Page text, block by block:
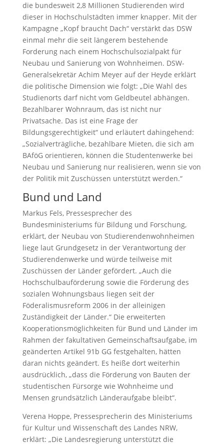
die bundesweit 2,8 Millionen Studierenden wird
dieser in Hochschulstädten immer knapper. Mit der
Kampagne „Kopf braucht Dach“ verstärkt das DSW
einmal mehr die seit längerem bestehende
Forderung nach einem Hochschulsozialpakt für
Neubau und Sanierung von Wohnheimen. DSW-
Generalsekretär Achim Meyer auf der Heyde erklärt
die politische Dimension wie folgt: „Die Wahl des
Studienorts darf nicht vom Geldbeutel abhängen.
Bezahlbarer Wohnraum, das ist nicht nur
Privatsache. Das ist eine Frage der
Bildungsgerechtigkeit“ und erläutert dahingehend:
„Sozialverträgliche, bezahlbare Mieten, die sich am
BAföG orientieren, können die Studentenwerke bei
Neubau und Sanierung nur realisieren, wenn sie von
der Politik mit Zuschüssen unterstützt werden.“
Bund und Land
Markus Fels, Pressesprecher des
Bundesministeriums für Bildung und Forschung,
erklärt, der Neubau von Studierendenwohnheimen
liege laut Grundgesetz in der Verantwortung der
Studierendenwerke und würde teilweise mit
Zuschüssen der Länder gefördert. „Auch die
Hochschulbauförderung sowie die Förderung des
sozialen Wohnungsbaus liegen seit der
Föderalismusreform 2006 in der alleinigen
Zuständigkeit der Länder.“ Die erweiterten
Kooperationsmöglichkeiten für Bund und Länder im
Rahmen der fakultativen Gemeinschaftsaufgabe, im
geänderten Artikel 91b GG festgehalten, hätten
daran nichts geändert. Es heiße dort weiterhin
ausdrücklich, „dass die Förderung von Bauten der
studentischen Fürsorge wie Wohnheime und
Mensen grundsätzlich Länderaufgabe bleibt“.
Verena Hoppe, Pressesprecherin des Ministeriums
für Kultur und Wissenschaft des Landes NRW,
erklärt: „Die Landesregierung unterstützt die